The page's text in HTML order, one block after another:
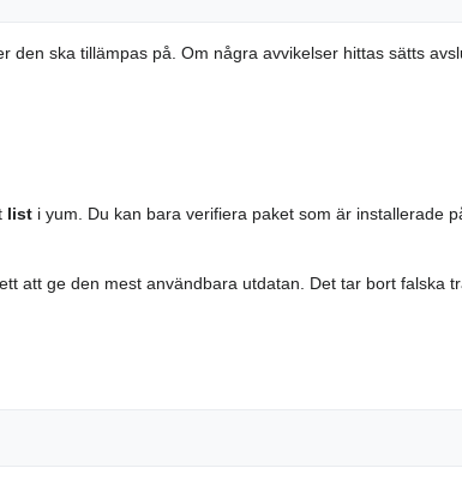
den ska tillämpas på. Om några avvikelser hittas sätts
list i yum. Du kan bara verifiera paket som är installerade
att ge den mest användbara utdatan. Det tar bort falska